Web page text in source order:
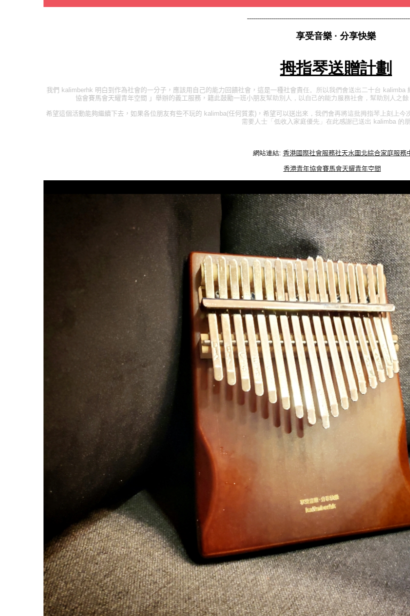
享受音樂 · 分享快樂
拇指琴送贈計劃
我們 kalimberhk 明白到作為社會的一分子，應該用自己的能力回饋社會，這是一種社會責任。所以我們會送出二十台 kalimba
協會賽馬會天耀青年空間 」舉辦的義工服務，籍此鼓勵一班小朋友幫助別人，以自己的能力服務社會，幫助別人之
希望這個活動能夠繼續下去，如果各位朋友有些不玩的 kalimba(任何質素)，希望可以送出來，我們會再將這批拇指琴上刻上今
需要人士「低收入家庭優先」在此感謝已送出 kalimba 的朋
網站連結: 香港國際社會服務社天水圍北綜合家庭服務
香港青年協會賽馬會天耀青年空間